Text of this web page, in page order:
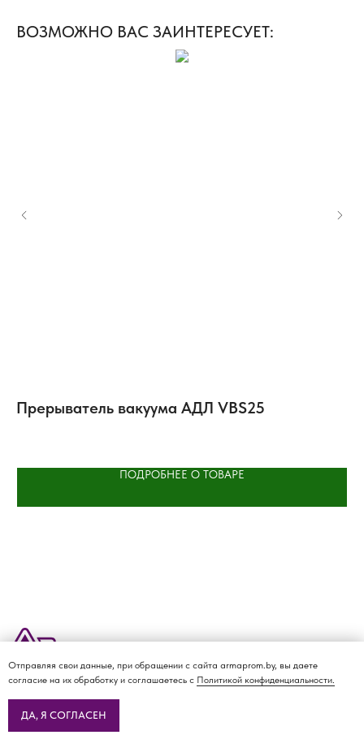
ВОЗМОЖНО ВАС ЗАИНТЕРЕСУЕТ:
Прерыватель вакуума АДЛ VBS25
ПОДРОБНЕЕ О ТОВАРЕ
Политика
конфиденциальности
О КОМПАНИИ ДОСТАВКА И ОПЛАТА КОНТАКТЫ
Отправляя свои данные, при обращении с сайта armaprom.by, вы даете
согласие на их обработку и соглашаетесь с Политикой конфиденциальности.
ДА, Я СОГЛАСЕН